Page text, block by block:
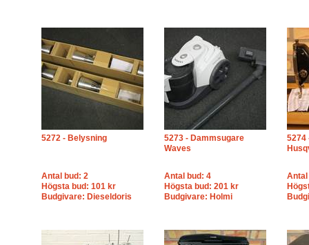
5272 - Belysning
Antal bud: 2
Högsta bud: 101 kr
Budgivare: Dieseldoris
5273 - Dammsugare
Waves
Antal bud: 4
Högsta bud: 201 kr
Budgivare: Holmi
5274
Antal